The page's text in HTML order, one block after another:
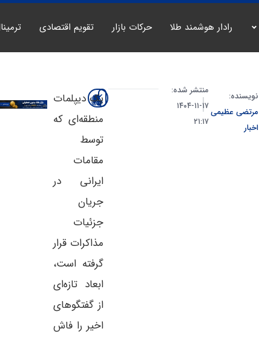
رادار هوشمند طلا حرکات بازار تقویم اقتصادی
نویسنده:
مرتضی عظیمی
اخبار
منتشر شده:
۱۷-۱۱-۱۴۰۴
۲۱:۱۷
یک دیپلمات
منطقه‌ای که
توسط
مقامات
ایرانی در
جریان
جزئیات
مذاکرات قرار
گرفته است،
ابعاد تازه‌ای
از گفتگوهای
اخیر را فاش